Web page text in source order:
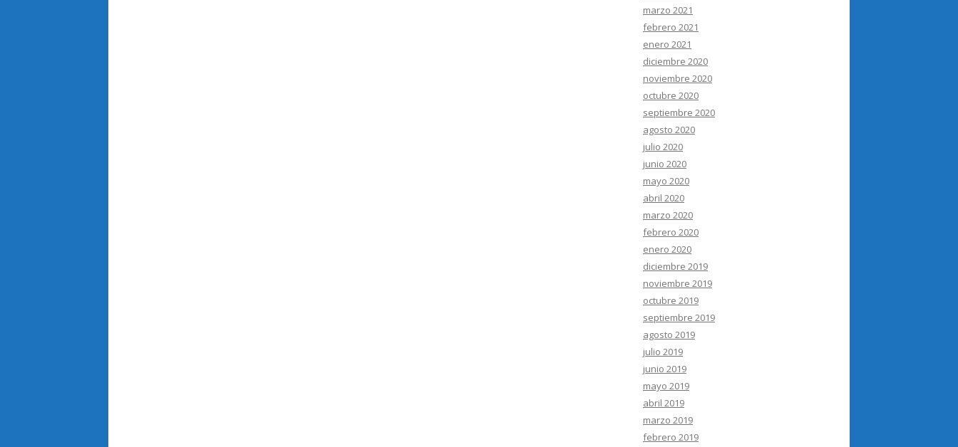
marzo 2021
febrero 2021
enero 2021
diciembre 2020
noviembre 2020
octubre 2020
septiembre 2020
agosto 2020
julio 2020
junio 2020
mayo 2020
abril 2020
marzo 2020
febrero 2020
enero 2020
diciembre 2019
noviembre 2019
octubre 2019
septiembre 2019
agosto 2019
julio 2019
junio 2019
mayo 2019
abril 2019
marzo 2019
febrero 2019